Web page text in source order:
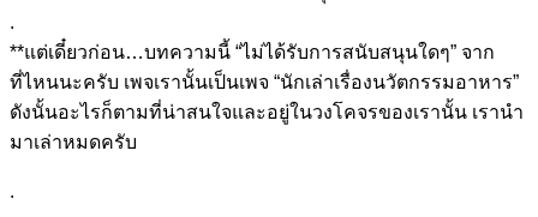
.
**แต่เดี๋ยวก่อน…บทความนี้ “ไม่ได้รับการสนับสนุนใดๆ” จาก
ที่ไหนนะครับ เพจเรานั้นเป็นเพจ “นักเล่าเรื่องนวัตกรรมอาหาร”
ดังนั้นอะไรก็ตามที่น่าสนใจและอยู่ในวงโคจรของเรานั้น เรานำ
มาเล่าหมดครับ
.